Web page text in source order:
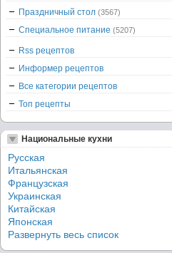
Праздничный стол (3567)
Специальное питание (5207)
Rss рецептов
Информер рецептов
Все категории рецептов
Топ рецепты
Национальные кухни
Русская
Итальянская
Французская
Украинская
Китайская
Японская
Развернуть весь список